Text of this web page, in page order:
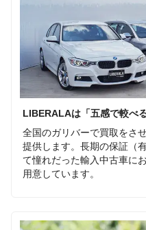
LIBERALAは「五感で較べ
全国のガリバーで買取をさ
提供します。長期の保証（
て憧れだった輸入中古車に
用意しています。